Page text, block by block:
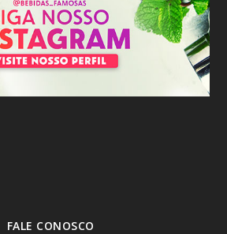
FALE CONOSCO